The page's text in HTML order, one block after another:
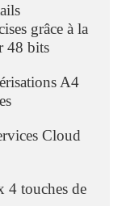
grâce à la
48 bits
A4
Cloud
4 touches de